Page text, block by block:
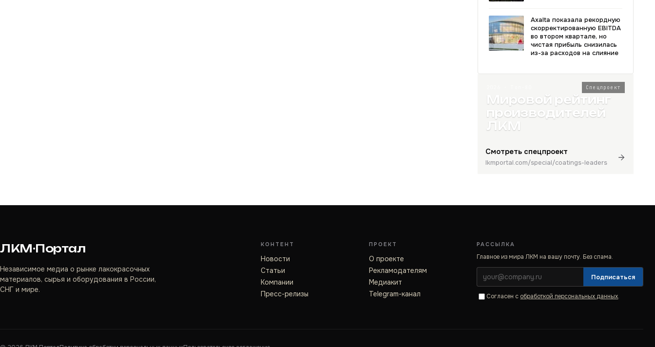
Axalta показала рекордную
скорректированную EBITDA
во втором квартале, но
чистая прибыль снизилась
из-за расходов на слияние
Спецпроект
Мировой рейтинг
производителей
ЛКМ
Смотреть спецпроект
lkmportal.com/special/coatings-leaders
ЛКМ·Портал
Независимое медиа о рынке лакокрасочных
материалов, сырья и оборудования в России,
СНГ и мире.
КОНТЕНТ
Новости
Статьи
Компании
Пресс-релизы
ПРОЕКТ
О проекте
Рекламодателям
Медиакит
Telegram-канал
РАССЫЛКА
Главное из мира ЛКМ на вашу почту. Без спама.
Подписаться
Согласен с обработкой персональных данных.